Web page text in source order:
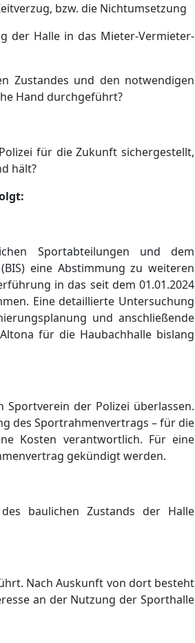
bzw. die Nichtumsetzung
der Halle in das Mieter-Vermieter-
Zustandes und den notwendigen
Hand durchgeführt?
für die Zukunft sichergestellt,
hält?
Sportabteilungen und dem
eine Abstimmung zu weiteren
hrung in das seit dem 01.01.2024
Eine detaillierte Untersuchung
und anschließende
für die Haubachhalle bislang
Sportverein der Polizei überlassen.
des Sportrahmenvertrags –für die
Kosten verantwortlich. Für eine
gekündigt werden.
baulichen Zustands der Halle
hrt. Nach Auskunft von dort besteht
an der Nutzung der Sporthalle